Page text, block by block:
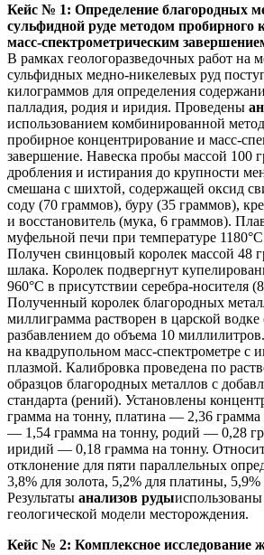
Кейс № 1: Определение благородных
сульфидной руде методом пробирного
масс-спектрометрическим
В рамках геологоразведочных работ на
сульфидных медно-никелевых руд
килограммов для определения
палладия, родия и иридия. Проведены
использованием комбинированной
пробирное концентрирование и масс-
завершение. Навеска пробы массой 100
дробления и истирания до крупности
смешана с шихтой, содержащей оксид
соду (70 граммов), буру (35 граммов),
и восстановитель (мука, 6 граммов).
муфельной печи при температуре
Получен свинцовый королек массой 48
шлака. Королек подвергнут
960°C в присутствии серебра-носителя
Полученный королек благородных
миллиграмма растворен в царской
разбавлением до объема 10
на квадрупольном масс-спектрометре с
плазмой. Калибровка проведена по
образцов благородных металлов с
стандарта (рений). Установлены
грамма на тонну, платина — 2,36 грамма
— 1,54 грамма на тонну, родий — 0,28
иридий — 0,18 грамма на тонну.
отклонение для пяти параллельных
3,8% для золота, 5,2% для платины, 5,9%
Результаты анализов руды
геологической модели месторождения.
Кейс № 2: Комплексное исследование